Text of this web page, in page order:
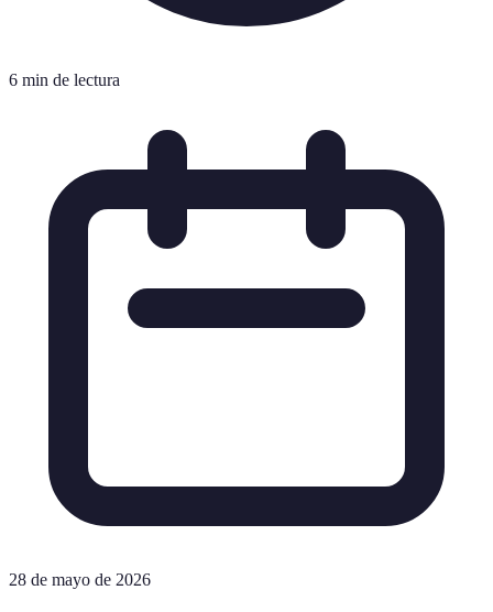
6 min de lectura
28 de mayo de 2026